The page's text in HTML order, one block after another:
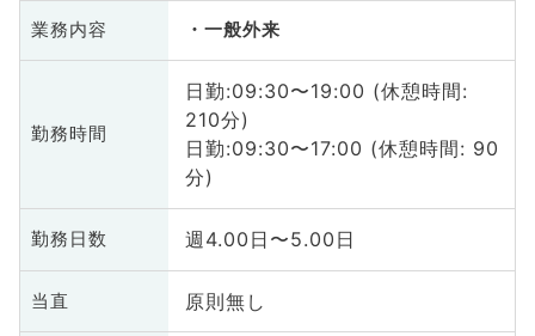
業務内容 一般外来
勤務時間
日勤:09:30〜19:00 (休憩時間:
210分)
日勤:09:30〜17:00 (休憩時間: 90
分)
勤務日数 週4.00日〜5.00日
当直 原則無し